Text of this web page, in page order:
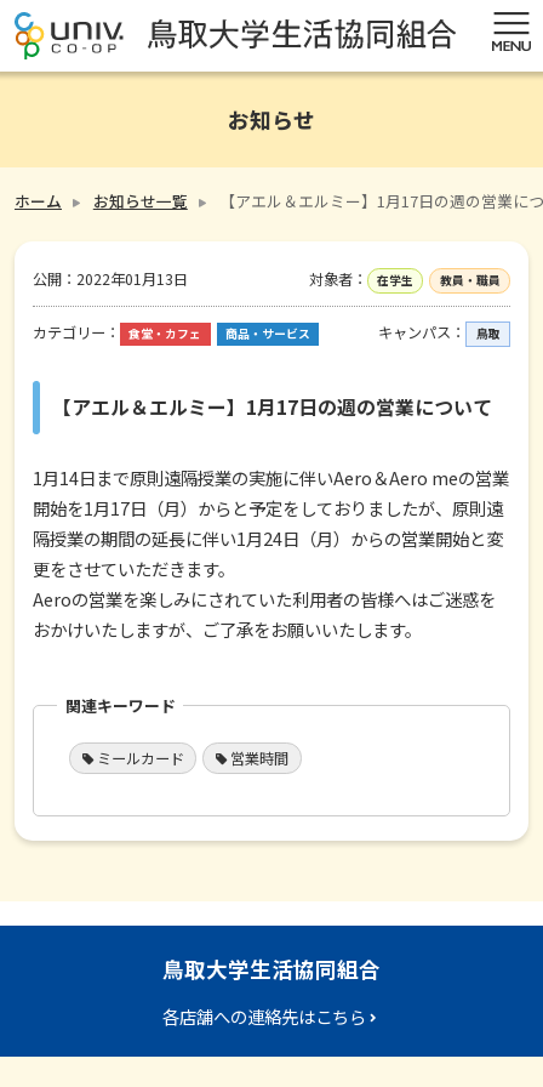
お知らせ
ホーム お知らせ一覧 【アエル＆エルミー】1月17日の週の営業に
公開： 2022年01月13日 対象者： 在学生 教員・職員
カテゴリー： 食堂・カフェ 商品・サービス キャンパス： 鳥取
【アエル＆エルミー】1月17日の週の営業について
1月14日まで原則遠隔授業の実施に伴いAero＆Aero meの営業
開始を1月17日（月）からと予定をしておりましたが、原則遠
隔授業の期間の延長に伴い1月24日（月）からの営業開始と変
更をさせていただきます。
Aeroの営業を楽しみにされていた利用者の皆様へはご迷惑を
おかけいたしますが、ご了承をお願いいたします。
関連キーワード
ミールカード 営業時間
鳥取大学生活協同組合
各店舗への連絡先はこちら